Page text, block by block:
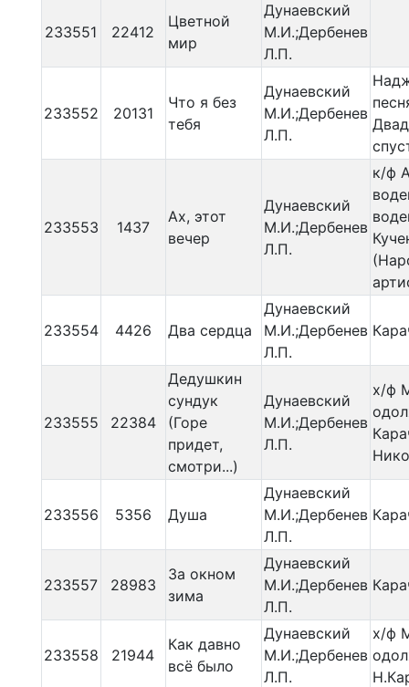
233551 22412
Цветной
мир
Дунаевский
М.И.;Дербенев
Л.П.
233552 20131
Что я без
тебя
Дунаевский
М.И.;Дербенев
Л.П.
233553 1437
Ах, этот
вечер
Дунаевский
М.И.;Дербенев
Л.П.
к/ф
233554 4426 Два сердца
Дунаевский
М.И.;Дербенев
Л.П.
233555 22384
Дедушкин
сундук
(Горе
придет,
смотри...)
Дунаевский
М.И.;Дербенев
Л.П.
х/ф
233556 5356 Душа
Дунаевский
М.И.;Дербенев
Л.П.
233557 28983
За окном
зима
Дунаевский
М.И.;Дербенев
Л.П.
233558 21944
Как давно
всё было
Дунаевский
М.И.;Дербенев
Л.П.
х/ф